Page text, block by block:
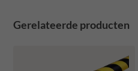
Gerelateerde producten